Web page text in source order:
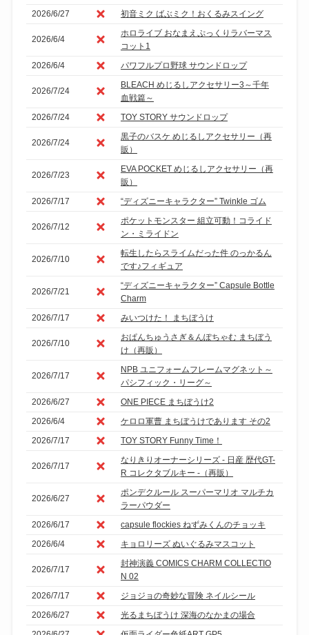
2026/6/27
初音ミク ばぶミク！おくるみスイング
2026/6/4
ホロライブ おなまえぷっくりラバーマス
コット1
2026/6/4
パワフルプロ野球 サウンドロップ
2026/7/24
BLEACH めじるしアクセサリー3～千年
血戦篇～
2026/7/24
TOY STORY サウンドロップ
2026/7/24
黒子のバスケ めじるしアクセサリー（再
販）
2026/7/23
EVA POCKET めじるしアクセサリー（再
販）
2026/7/17
“ディズニーキャラクター” Twinkle ゴム
2026/7/12
ポケットモンスター 組立可動！コライド
ン・ミライドン
2026/7/10
転生したらスライムだった件 のっかるん
です♪フィギュア
2026/7/21
“ディズニーキャラクター” Capsule Bottle
Charm
2026/7/17
みいつけた！ まちぼうけ
2026/7/10
おぱんちゅうさぎ＆んぽちゃむ まちぼう
け（再販）
2026/7/17
NPB ユニフォームフレームマグネット～
パシフィック・リーグ～
2026/6/27
ONE PIECE まちぼうけ2
2026/6/4
ケロロ軍曹 まちぼうけであります その2
2026/7/17
TOY STORY Funny Time！
2026/7/17
なりきりオーナーシリーズ - 日産 歴代GT-
R コレクタブルキー -（再販）
2026/6/27
ポンデクルール スーパーマリオ マルチカ
ラーパウダー
2026/6/17
capsule flockies ねずみくんのチョッキ
2026/6/4
キョロリーズ ぬいぐるみマスコット
2026/7/17
封神演義 COMICS CHARM COLLECTIO
N 02
2026/7/17
ジョジョの奇妙な冒険 ネイルシール
2026/6/27
光るまちぼうけ 深海のなかまの場合